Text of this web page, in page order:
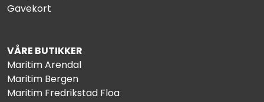
Gavekort
VÅRE BUTIKKER
Maritim Arendal
Maritim Bergen
Maritim Fredrikstad Floa